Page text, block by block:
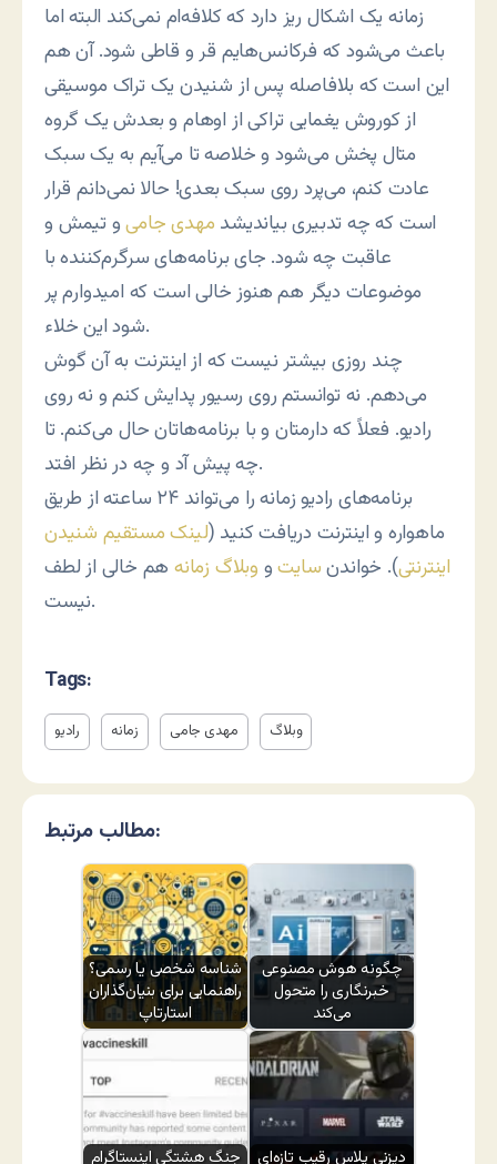
زمانه یک اشکال ریز دارد که کلافه‌ام نمی‌کند البته اما
باعث می‌شود که فرکانس‌هایم قر و قاطی شود. آن هم
این است که بلافاصله پس از شنیدن یک تراک موسیقی
از کوروش یغمایی تراکی از اوهام و بعدش یک گروه
متال پخش می‌شود و خلاصه تا می‌آیم به یک سبک
عادت کنم، می‌پ‍رد روی سبک بعدی! حالا نمی‌دانم قرار
است که چه تدبیری بیاندیشد مهدی جامیو تیمش و
عاقبت چه شود. جای برنامه‌های سرگرم‌کننده با
موضوعات دیگر هم هنوز خالی است که امیدوارم پر
شود این خلاء.
چند روزی بیشتر نیست که از اینترنت به آن گوش
می‌دهم. نه توانستم روی رسیور پدایش کنم و نه روی
رادیو. فعلاً که دارمتان و با برنامه‌هاتان حال می‌کنم. تا
چه پیش آد و چه در نظر افتد.
برنامه‌های رادیو زمانه را می‌تواند ۲۴ ساعته از طریق
ماهواره و اینترنت دریافت کنید (لینک مستقیم شنیدن
اینترنتی). خواندنسایتو وبلاگ زمانههم خالی از لطف
نیست.
Tags:
رادیو زمانه مهدی جامی وبلاگ
مطالب مرتبط:
شناسه شخصی یا رسمی؟
راهنمایی برای بنیان‌گذاران
استارتاپ
چگونه هوش مصنوعی
خبرنگاری را متحول
می‌کند
جنگ هشتگی اینستاگرام دیزنی پلاس رقیب تازه‌ای